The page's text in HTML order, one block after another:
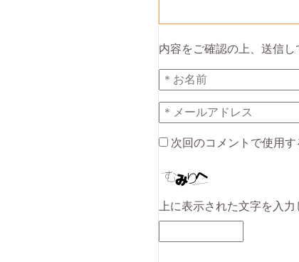
内容をご確認の上、送信し
次回のコメントで使用
上に表示された文字を入力